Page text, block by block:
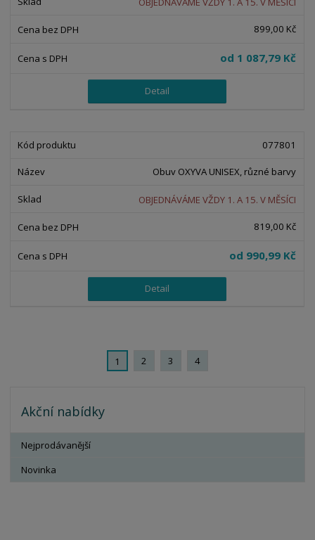
899,00 Kč
od 1 087,79 Kč
Detail
077801
Obuv OXYVA UNISEX, různé barvy
OBJEDNÁVÁME VŽDY 1. A 15. V MĚSÍCI
819,00 Kč
od 990,99 Kč
Detail
1 2 3 4
Akční nabídky
Nejprodávanější
Novinka